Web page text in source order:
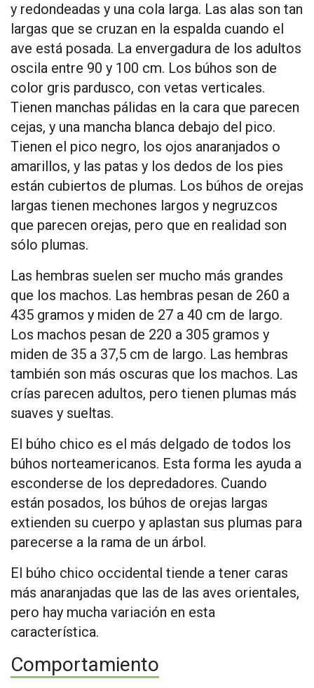
y redondeadas y una cola larga. Las alas son tan
largas que se cruzan en la espalda cuando el
ave está posada. La envergadura de los adultos
oscila entre 90 y 100 cm. Los búhos son de
color gris pardusco, con vetas verticales.
Tienen manchas pálidas en la cara que parecen
cejas, y una mancha blanca debajo del pico.
Tienen el pico negro, los ojos anaranjados o
amarillos, y las patas y los dedos de los pies
están cubiertos de plumas. Los búhos de orejas
largas tienen mechones largos y negruzcos
que parecen orejas, pero que en realidad son
sólo plumas.
Las hembras suelen ser mucho más grandes
que los machos. Las hembras pesan de 260 a
435 gramos y miden de 27 a 40 cm de largo.
Los machos pesan de 220 a 305 gramos y
miden de 35 a 37,5 cm de largo. Las hembras
también son más oscuras que los machos. Las
crías parecen adultos, pero tienen plumas más
suaves y sueltas.
El búho chico es el más delgado de todos los
búhos norteamericanos. Esta forma les ayuda a
esconderse de los depredadores. Cuando
están posados, los búhos de orejas largas
extienden su cuerpo y aplastan sus plumas para
parecerse a la rama de un árbol.
El búho chico occidental tiende a tener caras
más anaranjadas que las de las aves orientales,
pero hay mucha variación en esta
característica.
Comportamiento